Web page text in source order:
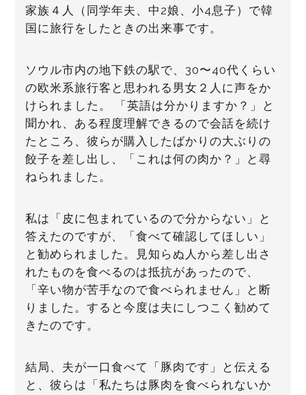
家族４人（同学年夫、中2娘、小4息子）で韓
国に旅行をしたときの出来事です。
ソウル市内の地下鉄の駅で、30〜40代くらい
の欧米系旅行客と思われる男女２人に声をか
けられました。 「英語は分かりますか？」と
聞かれ、ある程度理解できるので会話を続け
たところ、彼らが購入したばかりの大ぶりの
餃子を差し出し、「これは何の肉か？」と尋
ねられました。
私は「皮に包まれているので分からない」と
答えたのですが、「食べて確認してほしい」
と勧められました。見知らぬ人から差し出さ
れたものを食べるのは抵抗があったので、
「辛い物が苦手なので食べられません」と断
りました。すると今度は夫にしつこく勧めて
きたのです。
結局、夫が一口食べて「豚肉です」と伝える
と、彼らは「私たちは豚肉を食べられないか